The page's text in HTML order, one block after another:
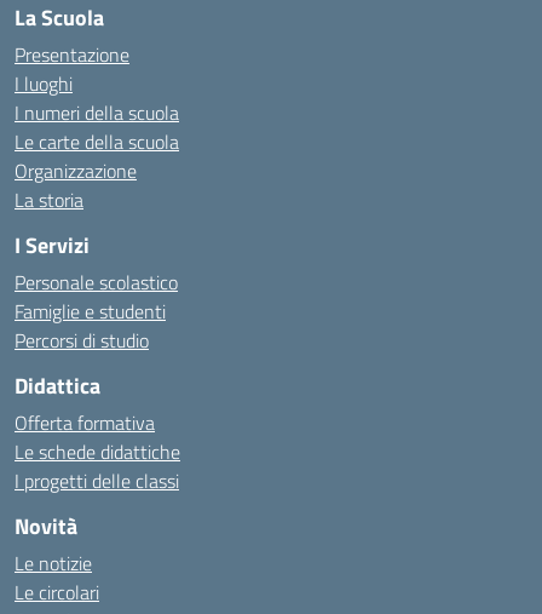
La Scuola
Presentazione
I luoghi
I numeri della scuola
Le carte della scuola
Organizzazione
La storia
I Servizi
Personale scolastico
Famiglie e studenti
Percorsi di studio
Didattica
Offerta formativa
Le schede didattiche
I progetti delle classi
Novità
Le notizie
Le circolari